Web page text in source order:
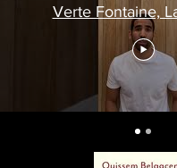
Verte Fontaine,